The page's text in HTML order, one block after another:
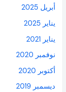
أبريل 2025
يناير 2025
يناير 2021
نوفمبر 2020
أكتوبر 2020
ديسمبر 2019